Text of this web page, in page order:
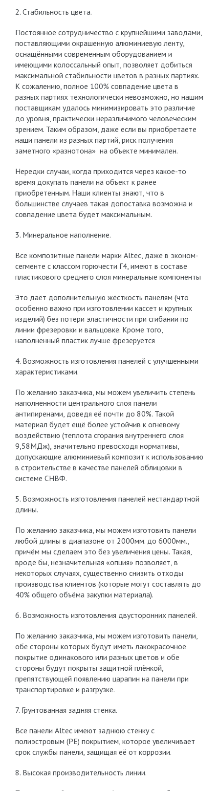
2. Стабильность цвета.
Постоянное сотрудничество с крупнейшими заводами,
поставляющими окрашенную алюминиевую ленту,
оснащёнными современным оборудованием и
имеющими колоссальный опыт, позволяет добиться
максимальной стабильности цветов в разных партиях.
К сожалению, полное 100% совпадение цвета в
разных партиях технологически невозможно, но нашим
поставщикам удалось минимизировать это различие
до уровня, практически неразличимого человеческим
зрением. Таким образом, даже если вы приобретаете
наши панели из разных партий, риск получения
заметного «разнотона» на объекте минимален.
Нередки случаи, когда приходится через какое-то
время докупать панели на объект к ранее
приобретенным. Наши клиенты знают, что в
большинстве случаев такая допоставка возможна и
совпадение цвета будет максимальным.
3. Минеральное наполнение.
Все композитные панели марки Altec, даже в эконом-
сегменте с классом горючести Г4, имеют в составе
пластикового среднего слоя минеральные компоненты
Это даёт дополнительную жёсткость панелям (что
особенно важно при изготовлении кассет и крупных
изделий) без потери эластичности при сгибании по
линии фрезеровки и вальцовке. Кроме того,
наполненный пластик лучше фрезеруется
4. Возможность изготовления панелей с улучшенными
характеристиками.
По желанию заказчика, мы можем увеличить степень
наполненности центрального слоя панели
антипиренами, доведя её почти до 80%. Такой
материал будет ещё более устойчив к огневому
воздействию (теплота сгорания внутреннего слоя
9,58МДж), значительно превосходя нормативы,
допускающие алюминиевый композит к использованию
в строительстве в качестве панелей облицовки в
системе СНВФ.
5. Возможность изготовления панелей нестандартной
длины.
По желанию заказчика, мы можем изготовить панели
любой длины в диапазоне от 2000мм. до 6000мм.,
причём мы сделаем это без увеличения цены. Такая,
вроде бы, незначительная «опция» позволяет, в
некоторых случаях, существенно снизить отходы
производства клиентов (которые могут составлять до
40% общего объёма закупки материала).
6. Возможность изготовления двусторонних панелей.
По желанию заказчика, мы можем изготовить панели,
обе стороны которых будут иметь лакокрасочное
покрытие одинакового или разных цветов и обе
стороны будут покрыты защитной плёнкой,
препятствующей появлению царапин на панели при
транспортировке и разгрузке.
7. Грунтованная задняя стенка.
Все панели Altec имеют заднюю стенку с
полиэстровым (РЕ) покрытием, которое увеличивает
срок службы панели, защищая её от коррозии.
8. Высокая производительность линии.